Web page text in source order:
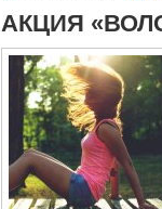
АКЦИЯ